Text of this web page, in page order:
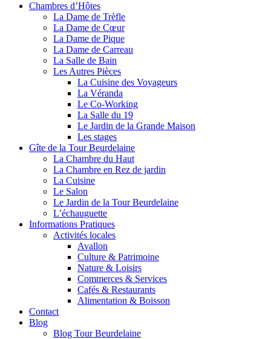
Chambres d’Hôtes
La Dame de Trèfle
La Dame de Cœur
La Dame de Pique
La Dame de Carreau
La Salle de Bain
Les Autres Pièces
La Cuisine des Voyageurs
La Véranda
Le Co-Working
La Salle du 19
Le Jardin de la Grande Maison
Les stages
Gîte de la Tour Beurdelaine
La Chambre du Haut
La Chambre en Rez de jardin
La Cuisine
Le Salon
Le Jardin de la Tour Beurdelaine
L’échauguette
Informations Pratiques
Activités locales
Avallon
Culture & Patrimoine
Nature & Loisirs
Commerces & Services
Cafés & Restaurants
Alimentation & Boisson
Contact
Blog
Blog Tour Beurdelaine